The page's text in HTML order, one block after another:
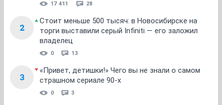
17 411 28
2
Стоит меньше 500 тысяч: в Новосибирске на
торги выставили серый Infiniti — его заложил
владелец
0 13
3
«Привет, детишки!» Чего вы не знали о самом
страшном сериале 90-х
0 3